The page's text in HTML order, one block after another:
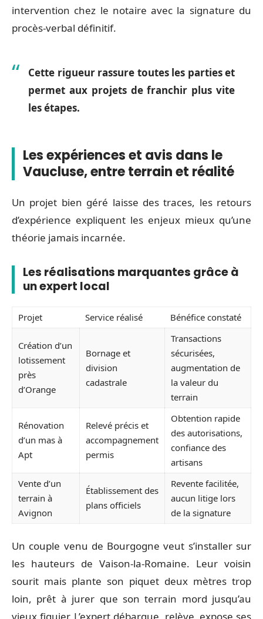
intervention chez le notaire avec la signature du
procès-verbal définitif.
Cette rigueur rassure toutes les parties et
permet aux projets de franchir plus vite
les étapes.
Les expériences et avis dans le
Vaucluse, entre terrain et réalité
Un projet bien géré laisse des traces, les retours
d’expérience expliquent les enjeux mieux qu’une
théorie jamais incarnée.
Les réalisations marquantes grâce à
un expert local
Projet Service réalisé Bénéfice constaté
Création d’un
lotissement
près
d’Orange
Bornage et
division
cadastrale
Transactions
sécurisées,
augmentation de
la valeur du
terrain
Rénovation
d’un mas à
Apt
Relevé précis et
accompagnement
permis
Obtention rapide
des autorisations,
confiance des
artisans
Vente d’un
terrain à
Avignon
Établissement des
plans officiels
Revente facilitée,
aucun litige lors
de la signature
Un couple venu de Bourgogne veut s’installer sur
les hauteurs de Vaison-la-Romaine. Leur voisin
sourit mais plante son piquet deux mètres trop
loin, prêt à jurer que son terrain mord jusqu’au
vieux figuier. L’expert débarque, relève, expose ses